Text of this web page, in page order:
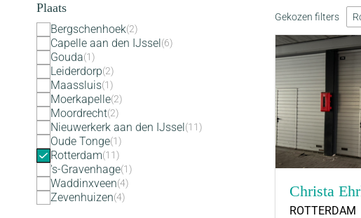
Plaats
Bergschenhoek 2
Capelle aan den IJssel 6
Gouda 1
Leiderdorp 2
Maassluis 1
Moerkapelle 2
Moordrecht 2
Nieuwerkerk aan den IJssel 11
Oude Tonge 1
Rotterdam 11
's-Gravenhage 1
Waddinxveen 4
Zevenhuizen 4
Gekozen filters
Christa
ROTTERDAM